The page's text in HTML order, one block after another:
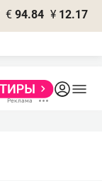
€ 94.84 ¥ 12.17